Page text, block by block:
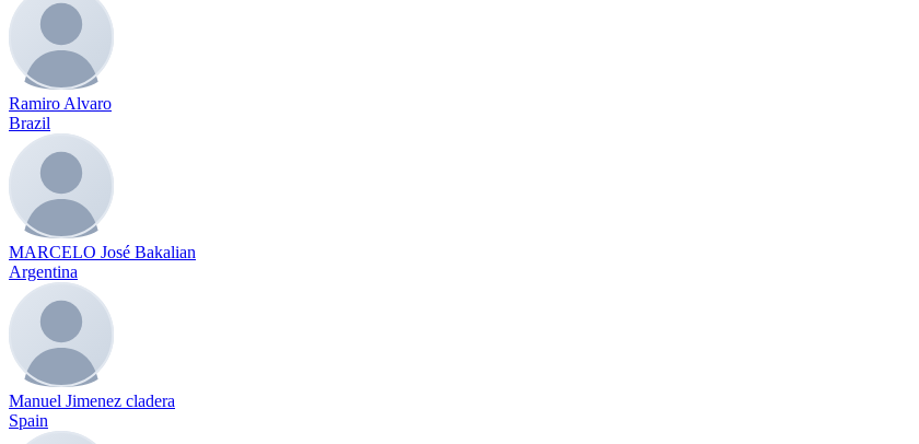
Ramiro Alvaro
Brazil
MARCELO José Bakalian
Argentina
Manuel Jimenez cladera
Spain